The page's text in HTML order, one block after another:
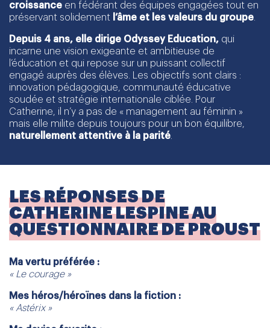
croissance en fédérant des équipes engagées tout en
préservant solidement l’âme et les valeurs du groupe
Depuis 4 ans, elle dirige Odyssey Education, qui
incarne une vision exigeante et ambitieuse de
l’éducation et qui repose sur un puissant collectif
engagé auprès des élèves. Les objectifs sont clairs :
innovation pédagogique, communauté éducative
soudée et stratégie internationale ciblée. Pour
Catherine, il n’y a pas de « management au féminin »
mais elle milite depuis toujours pour un bon équilibre,
naturellement attentive à la parité
LES RÉPONSES DE
CATHERINE LESPINE AU
QUESTIONNAIRE DE PROUST
Ma vertu préférée :
« Le courage »
Mes héros/héroïnes dans la fiction :
« Astérix »